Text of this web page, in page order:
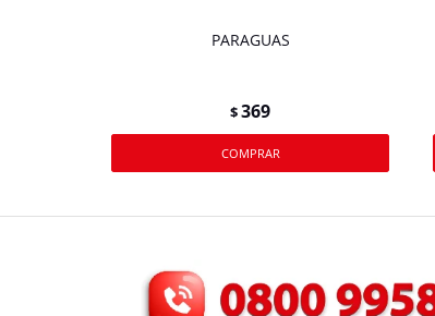
PARAGUAS
$369